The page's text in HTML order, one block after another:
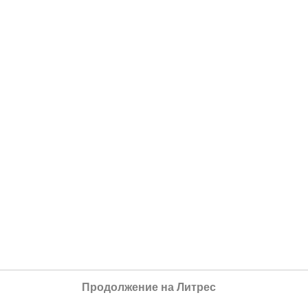
Продолжение на Литрес